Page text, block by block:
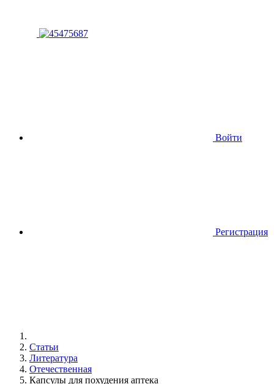
Войти
Регистрация
Статьи
Литература
Отечественная
Капсулы для похудения аптека